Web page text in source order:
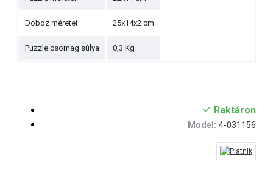
Doboz méretei 25x14x2 cm
Puzzle csomag súlya 0,3 Kg
Raktáron
Model: 4-031156